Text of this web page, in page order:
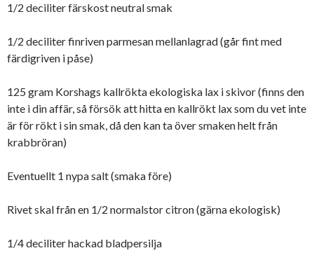
1/2 deciliter färskost neutral smak
1/2 deciliter finriven parmesan mellanlagrad (går fint med
färdigriven i påse)
125 gram Korshags kallrökta ekologiska lax i skivor (finns den
inte i din affär, så försök att hitta en kallrökt lax som du vet inte
är för rökt i sin smak, då den kan ta över smaken helt från
krabbröran)
Eventuellt 1 nypa salt (smaka före)
Rivet skal från en 1/2 normalstor citron (gärna ekologisk)
1/4 deciliter hackad bladpersilja